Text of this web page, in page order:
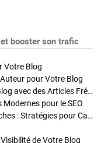
booster son trafic
Votre Blog
pour Votre Blog
Stratégies de Publication : Boostez Votre Blog avec des Articles Fréquents et Exclusifs
pour le SEO
Enrichir Vos Articles avec des Contenus Riches : Stratégies pour Captiver et Optimiser
de Votre Blog